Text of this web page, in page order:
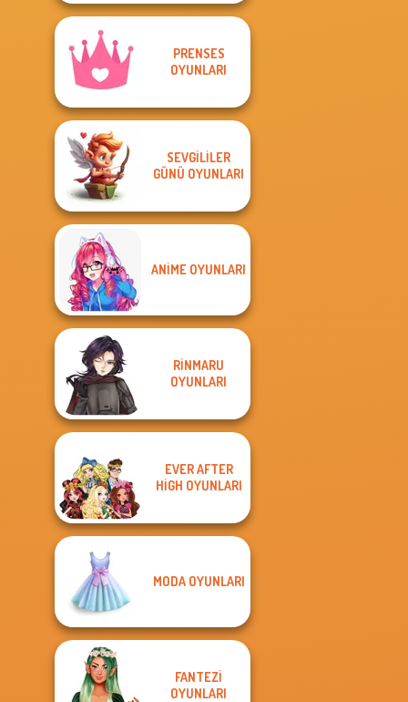
PRENSES
OYUNLARI
SEVGILILER
GÜNÜ OYUNLARI
ANIME OYUNLARI
RINMARU
OYUNLARI
EVER AFTER
HIGH OYUNLARI
MODA OYUNLARI
FANTEZI
OYUNLARI